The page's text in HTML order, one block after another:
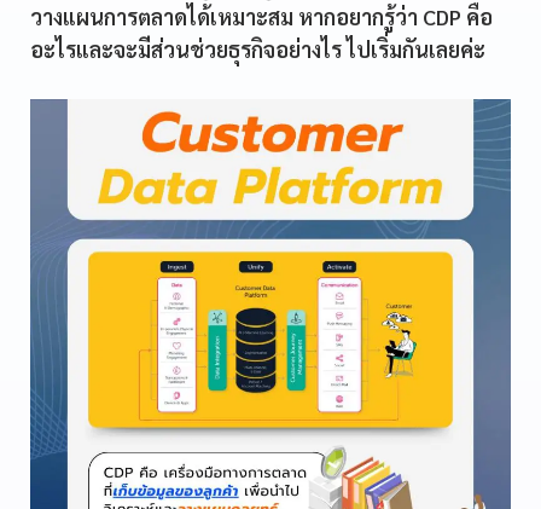
วางแผนการตลาดได้เหมาะสม หากอยากรู้ว่า CDP คือ
อะไรและจะมีส่วนช่วยธุรกิจอย่างไร ไปเริ่มกันเลยค่ะ